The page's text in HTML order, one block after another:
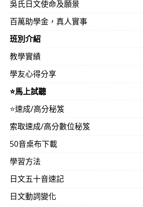
吳氏日文使命及願景
百萬助學金，真人實事
班別介紹
教學實績
學友心得分享
⭐️馬上試聽
⭐️速成/高分秘笈
索取速成/高分數位秘笈
50音桌布下載
學習方法
日文五十音速記
日文動詞變化